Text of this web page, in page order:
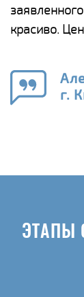
красиво.
г.
ЭТАПЫ